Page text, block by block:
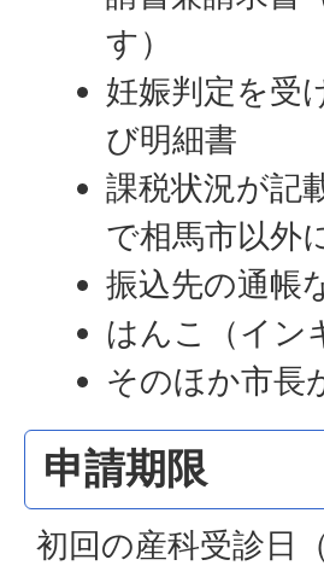
す）
妊娠判定を受
び明細書
課税状況が記
で相馬市以外
振込先の通帳
はんこ（イン
そのほか市長
申請期限
初回の産科受診日